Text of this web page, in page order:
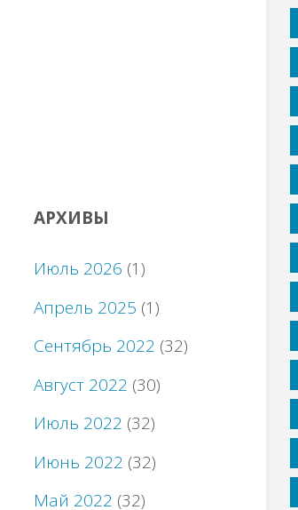
АРХИВЫ
Июль 2026 (1)
Апрель 2025 (1)
Сентябрь 2022 (32)
Август 2022 (30)
Июль 2022 (32)
Июнь 2022 (32)
Май 2022 (32)